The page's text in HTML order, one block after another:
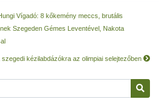
Vígadó: 8 kőkemény meccs, brutális
Szegeden Gémes Leventével, Nakota
szegedi kézilabdázókra az olimpiai selejtezőben